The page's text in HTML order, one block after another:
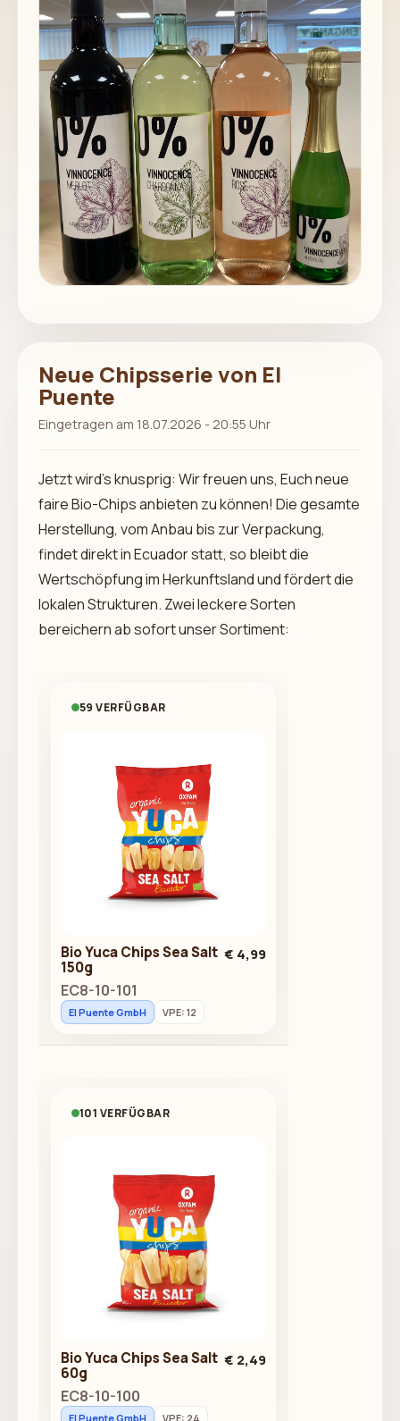
Neue Chipsserie von El
Puente
Eingetragen am 18.07.2026 - 20:55 Uhr
Jetzt wird’s knusprig: Wir freuen uns, Euch neue
faire Bio-Chips anbieten zu können! Die gesamte
Herstellung, vom Anbau bis zur Verpackung,
findet direkt in Ecuador statt, so bleibt die
Wertschöpfung im Herkunftsland und fördert die
lokalen Strukturen. Zwei leckere Sorten
bereichern ab sofort unser Sortiment:
59 VERFÜGBAR
Bio Yuca Chips Sea Salt
150g
EC8-10-101
€ 4,99
El Puente GmbH VPE: 12
101 VERFÜGBAR
Bio Yuca Chips Sea Salt
60g
EC8-10-100
€ 2,49
El Puente GmbH VPE: 24